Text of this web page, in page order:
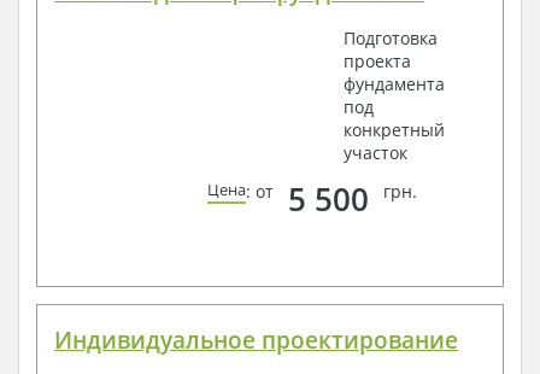
Подготовка
проекта
фундамента
под
конкретный
участок
Цена: от 5 500 грн.
Индивидуальное проектирование